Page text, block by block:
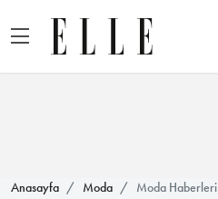
Anasayfa Moda Moda Haberleri